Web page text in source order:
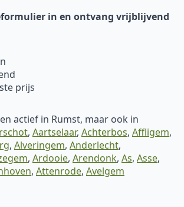
in en ontvang vrijblijvend
prijs
actief in Rumst, maar ook in
, Aartselaar, Achterbos, Affligem,
, Alveringem, Anderlecht,
, Ardooie, Arendonk, As, Asse,
, Attenrode, Avelgem